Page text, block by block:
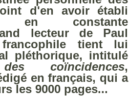
d'en avoir établi
constante
lecteur de Paul
tient lui
pléthorique, intitulé
coïncidences,
en français, qui a
les 9000 pages...